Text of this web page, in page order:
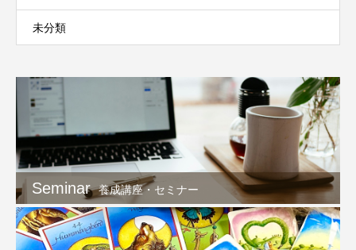
未分類
Seminar 養成講座・セミナー